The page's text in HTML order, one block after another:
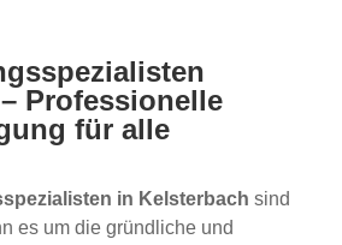
Professionelle
für alle
in Kelsterbach sind
es um die gründliche und